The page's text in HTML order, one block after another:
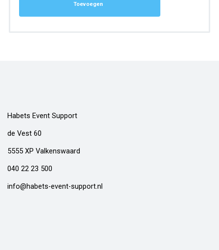
Toevoegen
Habets Event Support
de Vest 60
5555 XP Valkenswaard
040 22 23 500
info@habets-event-support.nl